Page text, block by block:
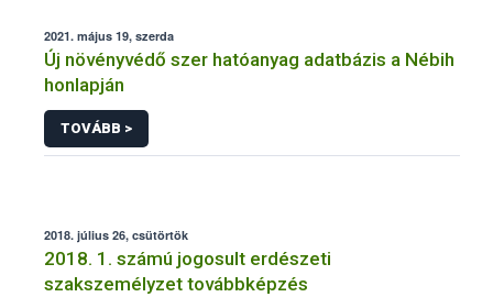
2021. május 19, szerda
Új növényvédő szer hatóanyag adatbázis a Nébih
honlapján
TOVÁBB >
2018. július 26, csütörtök
2018. 1. számú jogosult erdészeti
szakszemélyzet továbbképzés